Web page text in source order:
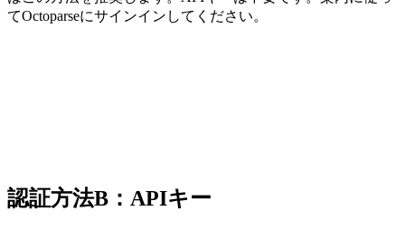
てOctoparseにサインインしてください。
認証方法B：APIキー